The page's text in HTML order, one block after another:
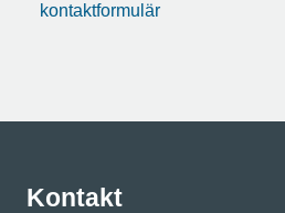
kontaktformulär
Kontakt